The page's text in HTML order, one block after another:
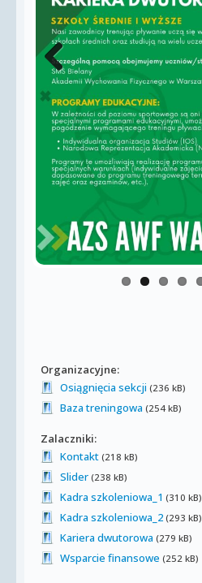
Previous
Organizacyjne:
Osiągnięcia sekcji (236 kB)
Baza treningowa (254 kB)
Zalaczniki:
Kontakt (218 kB)
Slider (238 kB)
Kadra szkoleniowa_1 (310 kB)
Kadra szkoleniowa_2 (293 kB)
Kariera dwutorowa (279 kB)
Wsparcie finansowe (252 kB)